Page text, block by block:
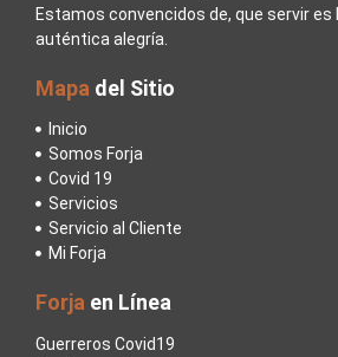
Estamos convencidos de, que servir
auténtica alegría.
Mapa del Sitio
Inicio
Somos Forja
Covid 19
Servicios
Servicio al Cliente
Mi Forja
Forja en Línea
Guerreros Covid19